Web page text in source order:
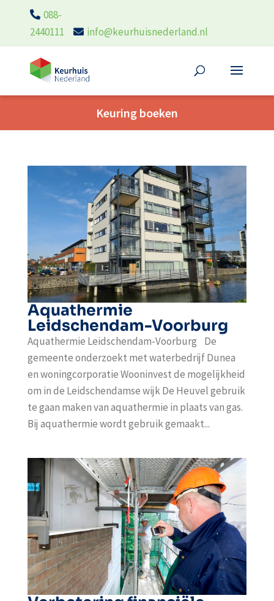
088-
2440111
info@keurhuisnederland.nl
Keuring boeken
Aquathermie
Leidschendam-Voorburg
Aquathermie Leidschendam-Voorburg De
gemeente onderzoekt met waterbedrijf Dunea
en woningcorporatie Wooninvest de mogelijkheid
om in de Leidschendamse wijk De Heuvel gebruik
te gaan maken van aquathermie in plaats van gas.
Bij aquathermie wordt gebruik gemaakt...